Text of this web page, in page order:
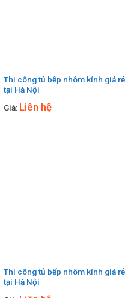
Thi công tủ bếp nhôm kính giá rẻ
tại Hà Nội
Giá: Liên hệ
Thi công tủ bếp nhôm kính giá rẻ
tại Hà Nội